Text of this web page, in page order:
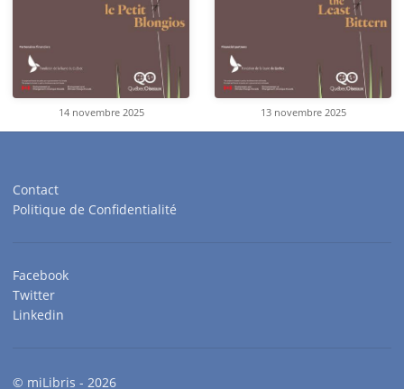
14 novembre 2025 13 novembre 2025
Contact
Politique de Confidentialité
Facebook
Twitter
Linkedin
© miLibris - 2026